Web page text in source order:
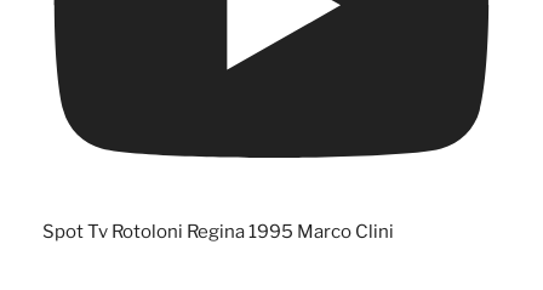
Spot Tv Rotoloni Regina 1995 Marco Clini